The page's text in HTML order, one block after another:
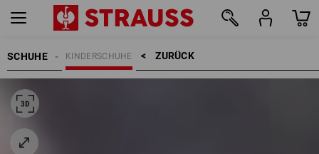
SCHUHE ZURÜCK    >
KINDERSCHUHE